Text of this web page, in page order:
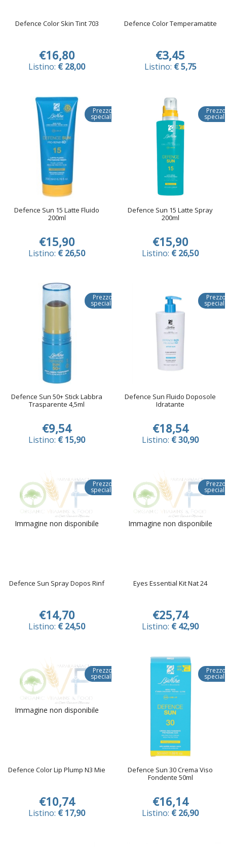
Defence Color Skin Tint 703
€16,80
Listino: € 28,00
Defence Color Temperamatite
€3,45
Listino: € 5,75
Prezzo
speciale
Defence Sun 15 Latte Fluido
200ml
€15,90
Listino: € 26,50
Prezzo
Defence Sun 15 Latte Spray
200ml
€15,90
Listino: € 26,50
Prezzo
speciale
Defence Sun 50+ Stick Labbra
Trasparente 4,5ml
€9,54
Listino: € 15,90
Prezzo
Defence Sun Fluido Doposole
Idratante
€18,54
Listino: € 30,90
Immagine non disponibile
Prezzo
speciale
Defence Sun Spray Dopos Rinf
€14,70
Listino: € 24,50
Immagine non disponibile
Prezzo
Eyes Essential Kit Nat 24
€25,74
Listino: € 42,90
Immagine non disponibile
Prezzo
speciale
Defence Color Lip Plump N3 Mie
€10,74
Listino: € 17,90
Prezzo
Defence Sun 30 Crema Viso
Fondente 50ml
€16,14
Listino: € 26,90